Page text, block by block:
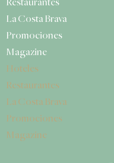
Restaurantes
La Costa Brava
Promociones
Magazine
Hoteles
Restaurantes
La Costa Brava
Promociones
Magazine